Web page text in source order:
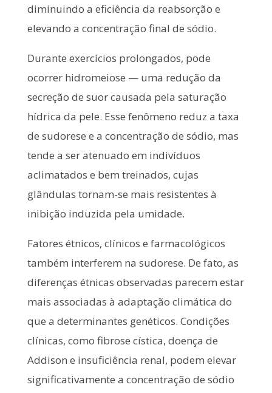
diminuindo a eficiência da reabsorção e
elevando a concentração final de sódio.
Durante exercícios prolongados, pode
ocorrer hidromeiose — uma redução da
secreção de suor causada pela saturação
hídrica da pele. Esse fenômeno reduz a taxa
de sudorese e a concentração de sódio, mas
tende a ser atenuado em indivíduos
aclimatados e bem treinados, cujas
glândulas tornam-se mais resistentes à
inibição induzida pela umidade.
Fatores étnicos, clínicos e farmacológicos
também interferem na sudorese. De fato, as
diferenças étnicas observadas parecem estar
mais associadas à adaptação climática do
que a determinantes genéticos. Condições
clínicas, como fibrose cística, doença de
Addison e insuficiência renal, podem elevar
significativamente a concentração de sódio